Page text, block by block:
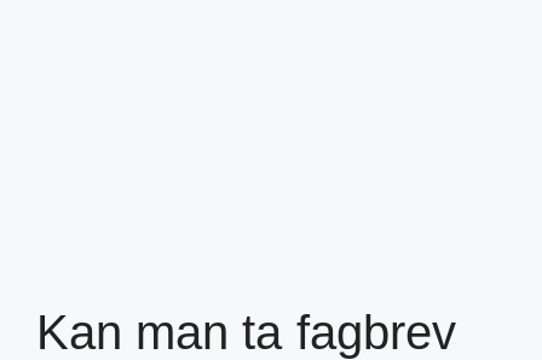
Kan man ta fagbrev